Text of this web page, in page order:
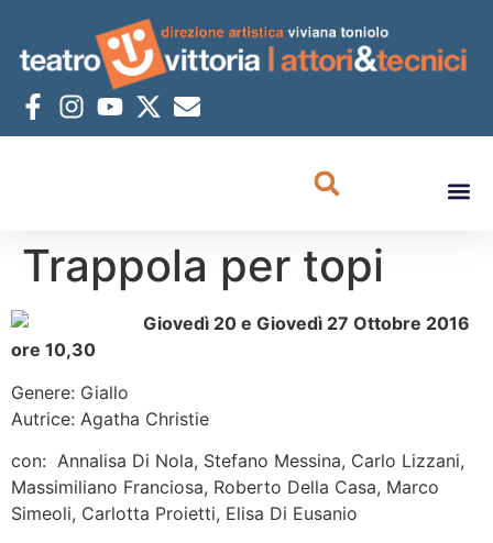
Trappola per topi
Giovedì 20 e Giovedì 27 Ottobre 2016
ore 10,30
Genere: Giallo
Autrice: Agatha Christie
con: Annalisa Di Nola, Stefano Messina, Carlo Lizzani,
Massimiliano Franciosa, Roberto Della Casa, Marco
Simeoli, Carlotta Proietti, Elisa Di Eusanio